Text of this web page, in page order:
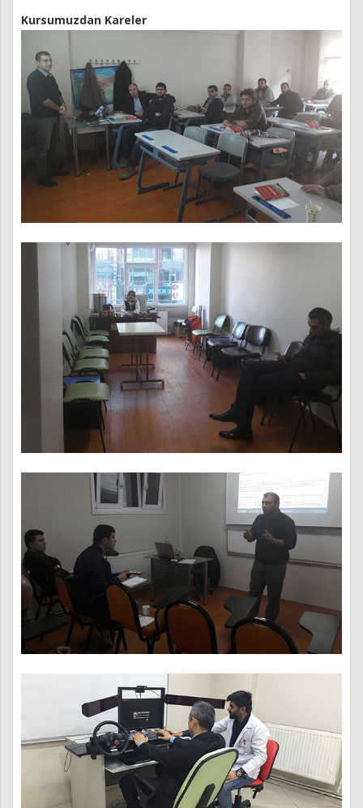
Kursumuzdan Kareler